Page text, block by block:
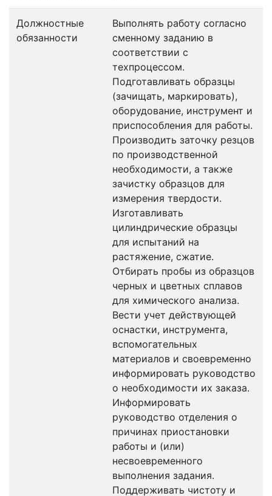
Должностные
обязанности
Выполнять работу согласно
сменному заданию в
соответствии с
техпроцессом.
Подготавливать образцы
(зачищать, маркировать),
оборудование, инструмент и
приспособления для работы.
Производить заточку резцов
по производственной
необходимости, а также
зачистку образцов для
измерения твердости.
Изготавливать
цилиндрические образцы
для испытаний на
растяжение, сжатие.
Отбирать пробы из образцов
черных и цветных сплавов
для химического анализа.
Вести учет действующей
оснастки, инструмента,
вспомогательных
материалов и своевременно
информировать руководство
о необходимости их заказа.
Информировать
руководство отделения о
причинах приостановки
работы и (или)
несвоевременного
выполнения задания.
Поддерживать чистоту и